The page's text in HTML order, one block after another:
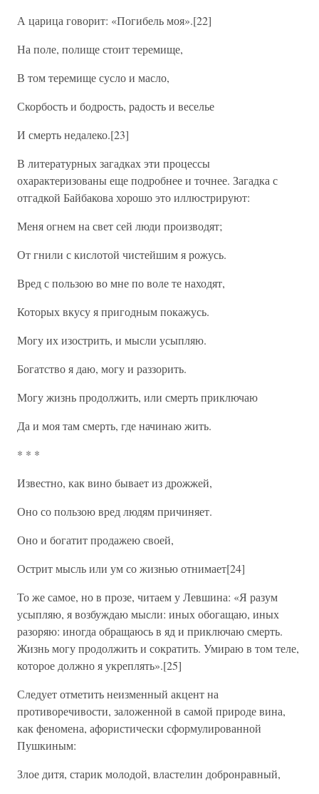
А царица говорит: «Погибель моя».[22]
На поле, полище стоит теремище,
В том теремище сусло и масло,
Скорбость и бодрость, радость и веселье
И смерть недалеко.[23]
В литературных загадках эти процессы
охарактеризованы еще подробнее и точнее. Загадка с
отгадкой Байбакова хорошо это иллюстрируют:
Меня огнем на свет сей люди производят;
От гнили с кислотой чистейшим я рожусь.
Вред с пользою во мне по воле те находят,
Которых вкусу я пригодным покажусь.
Могу их изострить, и мысли усыпляю.
Богатство я даю, могу и раззорить.
Могу жизнь продолжить, или смерть приключаю
Да и моя там смерть, где начинаю жить.
* * *
Известно, как вино бывает из дрожжей,
Оно со пользою вред людям причиняет.
Оно и богатит продажею своей,
Острит мысль или ум со жизнью отнимает[24]
То же самое, но в прозе, читаем у Левшина: «Я разум
усыпляю, я возбуждаю мысли: иных обогащаю, иных
разоряю: иногда обращаюсь в яд и приключаю смерть.
Жизнь могу продолжить и сократить. Умираю в том теле,
которое должно я укреплять».[25]
Следует отметить неизменный акцент на
противоречивости, заложенной в самой природе вина,
как феномена, афористически сформулированной
Пушкиным:
Злое дитя, старик молодой, властелин добронравный,